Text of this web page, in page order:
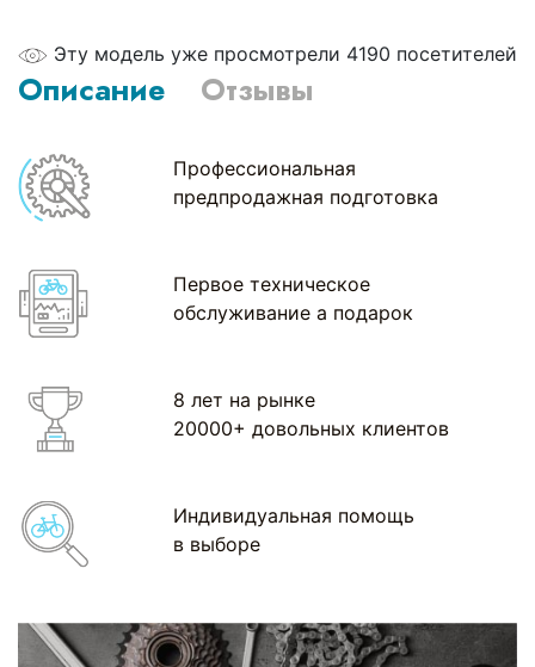
Эту модель уже просмотрели 4190 посетителей
Описание Отзывы
Профессиональная
предпродажная подготовка
Первое техническое
обслуживание а подарок
8 лет на рынке
20000+ довольных клиентов
Индивидуальная помощь
в выборе